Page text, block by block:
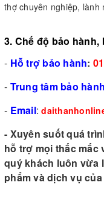
thợ chuyên nghiệp, lành
3. Chế độ bảo hành,
- Hỗ trợ bảo hành:
- Trung tâm bảo
- Email:
- Xuyên suốt quá
hỗ trợ mọi thắc mắc
quý khách luôn vừa
phẩm và dịch vụ